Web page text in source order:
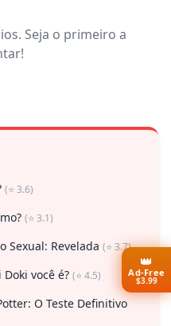
Seja o primeiro a
(⭐ 3.6)
(⭐ 3.1)
Sexual: Revelada (⭐ 3.7)
você é? (⭐ 4.5)
O Teste Definitivo
👑
Ad-Free
$3.99